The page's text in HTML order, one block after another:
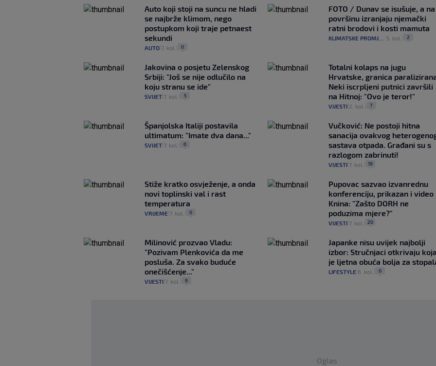
Auto koji stoji na suncu ne hladi
se najbrže klimom, nego
postupkom koji traje petnaest
sekundi
AUTO 7. kol. 0
FOTO / Dunav se isušuje, a na
površinu izranjaju njemački
ratni brodovi i kosti mamuta
KLIMATSKE PROMJENE 5. kol. 2
Jakovina o posjetu Zelenskog
Srbiji: "Još se nije odlučilo na
koju stranu se ide"
SVIJET 7. kol. 5
Totalni kolaps na jugu
Hrvatske, granica
Neki iscrpljeni putnici završili
na Hitnoj: "Ovo je teror!"
VIJESTI| 2. kol. 7
Španjolska Italiji postavila
ultimatum: "Imate dva dana..."
SVIJET 7. kol. 0
Vučković: Ne postoji hitna
sanacija ovakvog
sastava otpada. Građani su s
razlogom zabrinuti!
VIJESTI| 7. kol. 19
Stiže kratko osvježenje, a onda
novi toplinski val i rast
temperatura
VRIJEME 7. kol. 0
Pupovac sazvao izvanrednu
konferenciju, prikazan i video
Knina: "Zašto DORH ne
poduzima mjere?"
VIJESTI| 7. kol. 20
Milinović prozvao Vladu:
"Pozivam Plenkovića da me
posluša. Za svako buduće
onečišćenje..."
VIJESTI 7. kol. 9
Japanke nisu uvijek najbolji
izbor: Stručnjaci otkrivaju koja
je ljetna obuća bolja za
LIFESTYLE| 6. kol. 0
Oglas